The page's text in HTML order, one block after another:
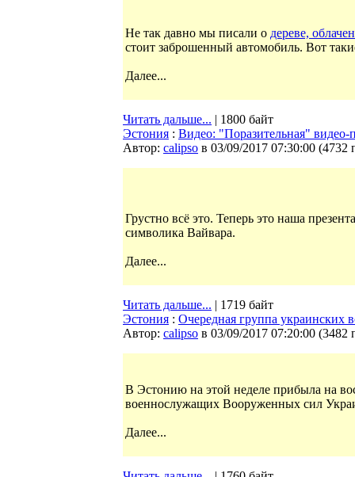
Не так давно мы писали о дереве,
стоит заброшенный автомобиль. Вот
Далее...
Читать дальше... | 1800 байт
Эстония : Видео: "Поразительная" видео-
Автор: calipso в 03/09/2017 07:30:00 (4732
Грустно всё это. Теперь это наша
символика Вайвара.
Далее...
Читать дальше... | 1719 байт
Эстония : Очередная группа украинских
Автор: calipso в 03/09/2017 07:20:00 (3482
В Эстонию на этой неделе прибыла на
военнослужащих Вооруженных сил
Далее...